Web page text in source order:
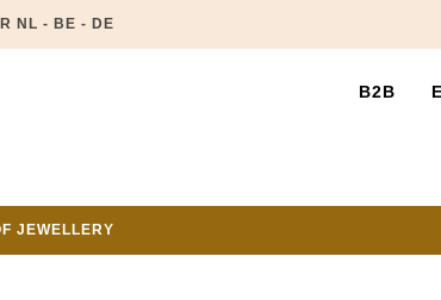
NL - BE - DE
B2B
JEWELLERY